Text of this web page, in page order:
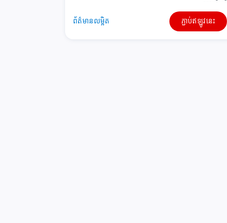
ព័ត៌មានលម្អិត ភ្ជាប់ឥឡូវនេះ